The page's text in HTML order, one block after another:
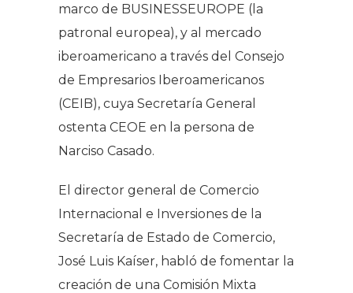
marco de BUSINESSEUROPE (la
patronal europea), y al mercado
iberoamericano a través del Consejo
de Empresarios Iberoamericanos
(CEIB), cuya Secretaría General
ostenta CEOE en la persona de
Narciso Casado.
El director general de Comercio
Internacional e Inversiones de la
Secretaría de Estado de Comercio,
José Luis Kaíser, habló de fomentar la
creación de una Comisión Mixta